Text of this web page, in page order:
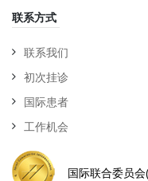
联系方式
联系我们
初次挂诊
国际患者
工作机会
国际联合委员